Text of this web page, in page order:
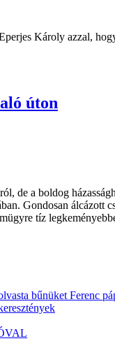
Károly azzal,
úton
de a boldog
Gondosan
tíz
bűnüket Ferenc